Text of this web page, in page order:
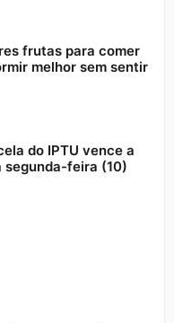
frutas para comer
melhor sem sentir
do IPTU vence a
segunda-feira (10)